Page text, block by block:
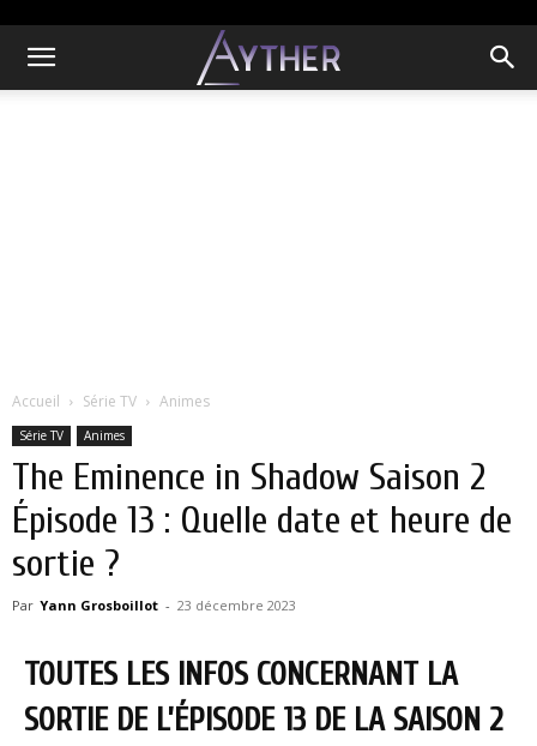
Accueil Série TV Animes
Série TV Animes
The Eminence in Shadow Saison 2
Épisode 13 : Quelle date et heure de
sortie ?
Par Yann Grosboillot - 23 décembre 2023
TOUTES LES INFOS CONCERNANT LA
SORTIE DE L’ÉPISODE 13 DE LA SAISON 2